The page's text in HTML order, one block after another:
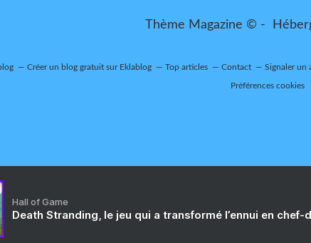
Thème Magazine © -
Créer un blog gratuit sur Eklablog Top articles Contact Signaler un
Préférences cookies
Hall of Game
Death Stranding, le jeu qui a transformé l’ennui en chef-